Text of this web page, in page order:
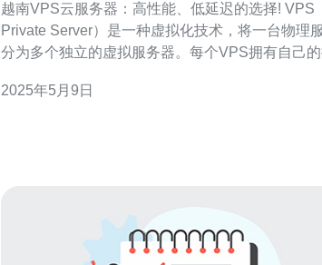
越南VPS云服务器：高性能、低延迟的选择! VPS（Virtual
Private Server）是一种虚拟化技术，将一台物理
分为多个独立的虚拟服务器。每个VPS拥有自己
理位置优越，连接亚洲和欧洲的网络，能够提供低
2025年5月9日